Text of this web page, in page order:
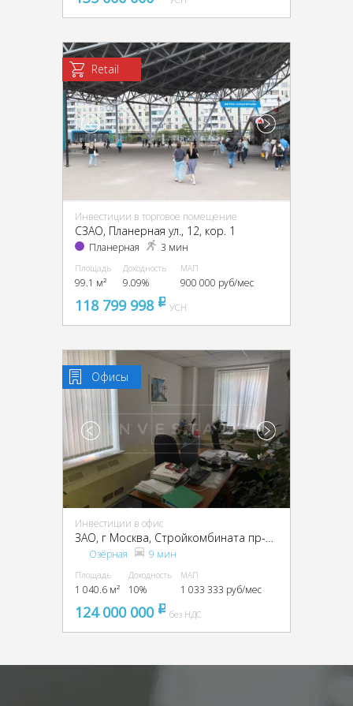
Retail
Инвестиции в торговое помещение
CЗАО, Планерная ул., 12, кор. 1
Планерная 3 мин
Площадь
99.1 м²
Доходность
9.09%
МАП
900 000 руб/мес
118 799 998 pуб
УСН
Офисы
Инвестиции в офис
ЗАО, г Москва, Стройкомбината пр-д, 6
Озёрная 9 мин
Площадь
1 040.6 м²
Доходность
10%
МАП
1 033 333 руб/мес
124 000 000 pуббез НДС